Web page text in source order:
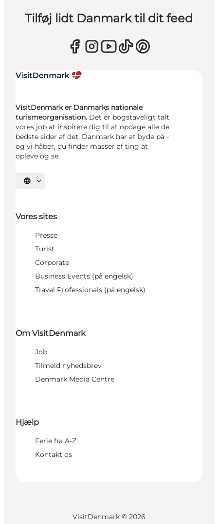
Tilføj lidt Danmark til dit feed
VisitDenmark er Danmarks nationale
turismeorganisation. Det er bogstaveligt talt
vores job at inspirere dig til at opdage alle de
bedste sider af det, Danmark har at byde på -
og vi håber, du finder masser af ting at
opleve og se.
Vælg sprog
Vores sites
Presse
Turist
Corporate
Business Events (på engelsk)
Travel Professionals (på engelsk)
Om VisitDenmark
Job
Tilmeld nyhedsbrev
Denmark Media Centre
Hjælp
Ferie fra A-Z
Kontakt os
VisitDenmark © 2026